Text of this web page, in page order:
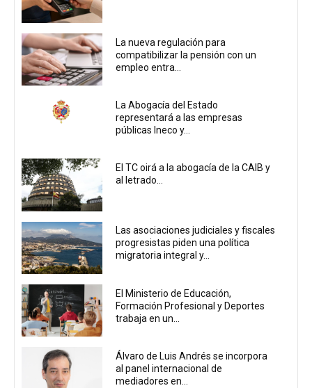
La nueva regulación para
compatibilizar la pensión con un
empleo entra...
La Abogacía del Estado
representará a las empresas
públicas Ineco y...
El TC oirá a la abogacía de la CAIB y
al letrado...
Las asociaciones judiciales y fiscales
progresistas piden una política
migratoria integral y...
El Ministerio de Educación,
Formación Profesional y Deportes
trabaja en un...
Álvaro de Luis Andrés se incorpora
al panel internacional de
mediadores en...